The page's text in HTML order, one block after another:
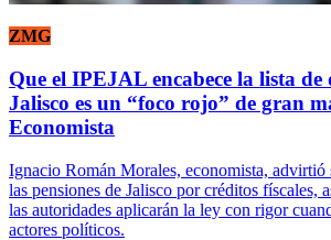
ZMG
Que el IPEJAL encabece la lista de
Jalisco es un “foco rojo” de gran
Economista
Ignacio Román Morales, economista, advirtió
las pensiones de Jalisco por créditos físcales,
las autoridades aplicarán la ley con rigor
actores políticos.